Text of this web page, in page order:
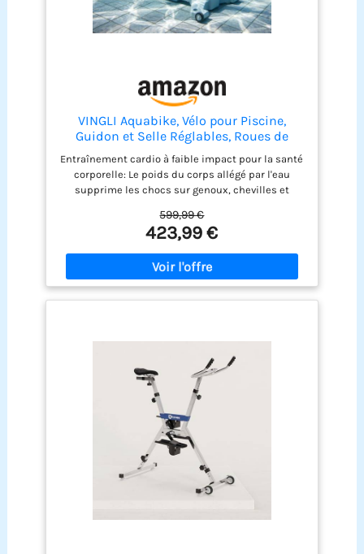
VINGLI Aquabike, Vélo pour Piscine,
Guidon et Selle Réglables, Roues de
Transport, Antidérapant, pour Fitness
Aquatique, Rééducation, Perte de Poids,
en Acier Inoxydable, HDPE, Jusqu'à 150
kg, Gris
Entraînement cardio à faible impact pour la santé
corporelle: Le poids du corps allégé par l'eau
supprime les chocs sur genoux, chevilles et
les seniors, les personnes en surpoids ou
souffrant de douleurs articulaires. La résistance
hydrique naturelle renforce le cœur, améliore
l'endurance cardio, affine la silhouette et muscle
le corps sans la moindre sensation de chaleur
étouffante et de transpiration excessive Multiples
hauteur et en avant-arrière tandis que le guidon
ajustable verticalement permet d'adapter la
posture à votre taille pour limiter les tensions
dorsales. Les pédales dotées de brides
antidérapantes maintiennent solidement vos
pieds, que vous soyez pieds nus ou équipé de
chaussures aquatiques pour une sécurité en
mouvement Déplacement facile grâce aux
roulettes intégrées: Des roulettes fluides
installées sur la base du vélo aquatique vous
permettent de déplacer sans effort l'appareil
599,99 €
423,99 €